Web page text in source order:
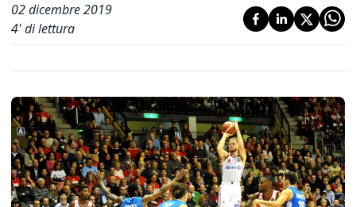
02 dicembre 2019
4' di lettura